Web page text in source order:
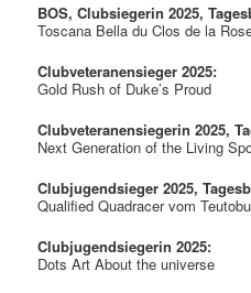
BOS, Clubsiegerin 2025,
Toscana Bella du Clos de la
Clubveteranensieger 2025:
Gold Rush of Duke’s Proud
Clubveteranensiegerin 2025,
Next Generation of the Living
Clubjugendsieger 2025,
Qualified Quadracer vom
Clubjugendsiegerin 2025:
Dots Art About the universe